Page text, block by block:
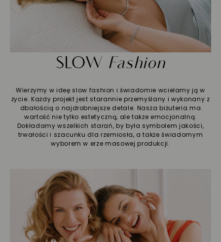
SLOW Fashion
Wierzymy w ideę slow fashion i świadomie wcielamy ją w
życie. Każdy projekt jest starannie przemyślany i wykonany z
dbałością o najdrobniejsze detale. Nasza biżuteria ma
wartość nie tylko estetyczną, ale także emocjonalną.
Dokładamy wszelkich starań, by była symbolem jakości,
trwałości i szacunku dla rzemiosła, a także świadomym
wyborem w erze masowej produkcji.